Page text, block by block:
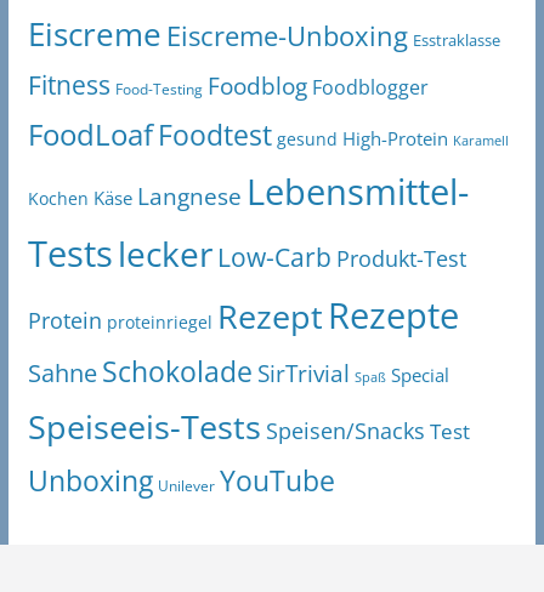
Eiscreme Eiscreme-Unboxing Esstraklasse
Fitness Food-Testing Foodblog Foodblogger
FoodLoaf Foodtest gesund High-Protein Karamell
Kochen Käse Langnese Lebensmittel-
Testslecker Low-Carb Produkt-Test
Protein proteinriegel RezeptRezepte
SahneSchokolade SirTrivial Spaß Special
Speiseeis-Tests Speisen/Snacks Test
Unboxing Unilever YouTube